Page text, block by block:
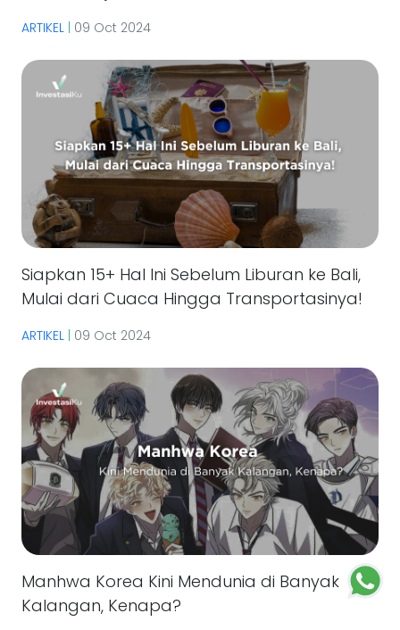
ARTIKEL 09 Oct 2024
Siapkan 15+ Hal Ini Sebelum Liburan ke Bali,
Mulai dari Cuaca Hingga Transportasinya!
ARTIKEL | 09 Oct 2024
Manhwa Korea Kini Mendunia di Banyak
Kalangan, Kenapa?